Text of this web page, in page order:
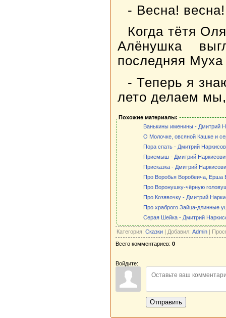
- Весна!
Когда тётя
Алёнушка
последняя Муха
- Теперь я
лето делаем
Похожие материалы:
Ванькины именины - Дмитрий
О Молочке, овсяной Кашке и
Пора спать - Дмитрий
Приемыш - Дмитрий
Присказка - Дмитрий
Про Воробья Воробеича, Ерша
Про Воронушку-чёрную
Про Козявочку - Дмитрий
Про храброго Зайца-длинные
Серая Шейка - Дмитрий
Категория: Сказки | Добавил: Admin |
Всего комментариев: 0
Войдите:
Отправить